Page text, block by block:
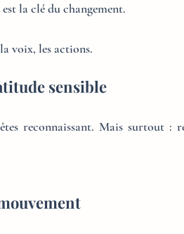
la clé du changement.
voix, les actions.
sensible
reconnaissant. Mais surtout :